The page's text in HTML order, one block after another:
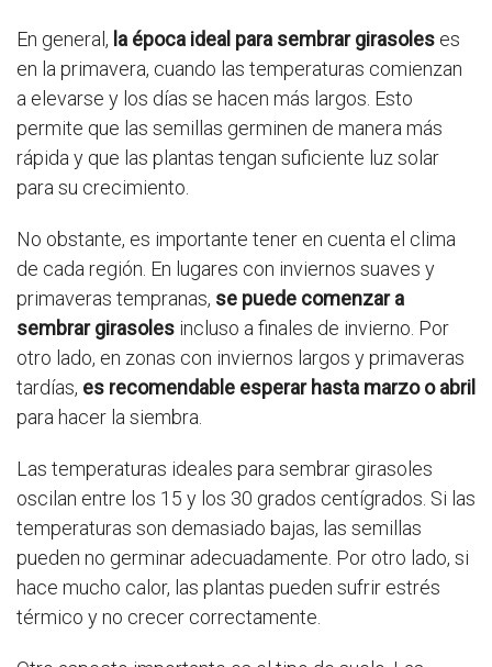
En general, la época ideal para sembrar girasoles es
en la primavera, cuando las temperaturas comienzan
a elevarse y los días se hacen más largos. Esto
permite que las semillas germinen de manera más
rápida y que las plantas tengan suficiente luz solar
para su crecimiento.
No obstante, es importante tener en cuenta el clima
de cada región. En lugares con inviernos suaves y
primaveras tempranas, se puede comenzar a
sembrar girasoles incluso a finales de invierno. Por
otro lado, en zonas con inviernos largos y primaveras
tardías, es recomendable esperar hasta marzo o abril
para hacer la siembra.
Las temperaturas ideales para sembrar girasoles
oscilan entre los 15 y los 30 grados centígrados. Si las
temperaturas son demasiado bajas, las semillas
pueden no germinar adecuadamente. Por otro lado, si
hace mucho calor, las plantas pueden sufrir estrés
térmico y no crecer correctamente.